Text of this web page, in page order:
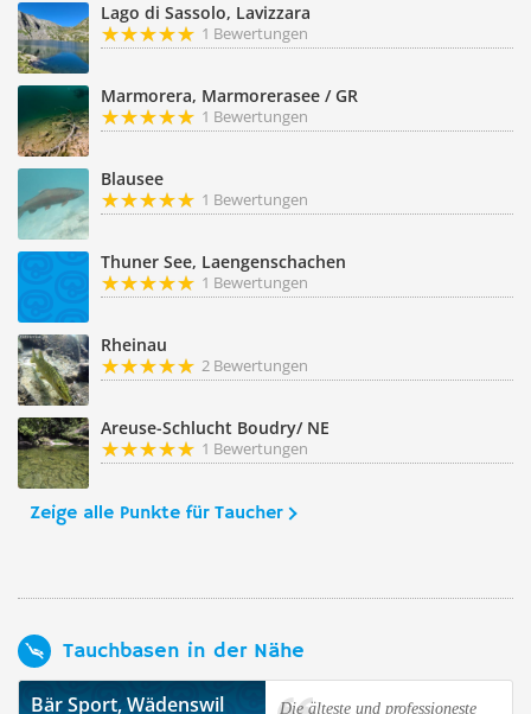
Lago di Sassolo, Lavizzara
1 Bewertungen
Marmorera, Marmorerasee / GR
1 Bewertungen
Blausee
1 Bewertungen
Thuner See, Laengenschachen
1 Bewertungen
Rheinau
2 Bewertungen
Areuse-Schlucht Boudry/ NE
1 Bewertungen
Zeige alle Punkte für Taucher
Tauchbasen in der Nähe
Bär Sport, Wädenswil
Die älteste und professioneste